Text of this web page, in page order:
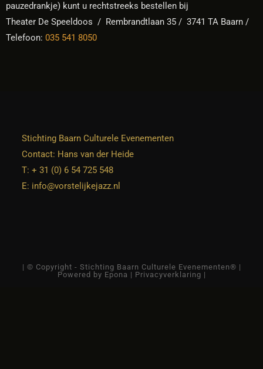
pauzedrankje) kunt u rechtstreeks bestellen bij
Theater De Speeldoos / Rembrandtlaan 35 / 3741 TA Baarn /
Telefoon: 035 541 8050
Stichting Baarn Culturele Evenementen
Contact: Hans van der Heide
T: + 31 (0) 6 54 725 548
E: info@vorstelijkejazz.nl
| © Copyright - Stichting Baarn Culturele Evenementen® |
Powered by Epona | Privacyverklaring |